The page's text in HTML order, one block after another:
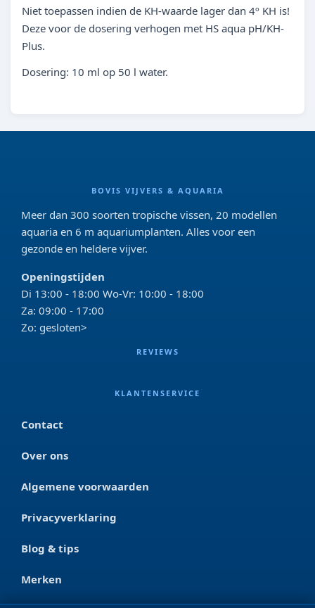
Niet toepassen indien de KH-waarde lager dan 4º KH is!
Deze voor de dosering verhogen met HS aqua pH/KH-
Plus.
Dosering: 10 ml op 50 l water.
BOVIS VIJVERS & AQUARIA
Meer dan 300 soorten tropische vissen, 20 modellen
aquaria en 6 m aquariumplanten. Alles voor een
gezonde en heldere vijver.
Openingstijden
Di 13:00 - 18:00 Wo-Vr: 10:00 - 18:00
Za: 09:00 - 17:00
Zo: gesloten>
REVIEWS
KLANTENSERVICE
Contact
Over ons
Algemene voorwaarden
Privacyverklaring
Blog & tips
Merken